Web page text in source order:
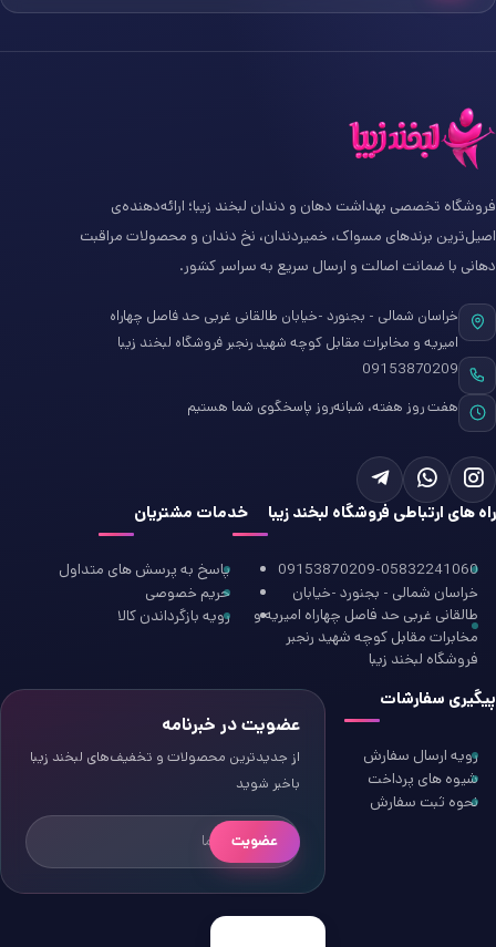
فروشگاه تخصصی بهداشت دهان و دندان لبخند زیبا؛ ارائه‌دهنده‌ی
اصیل‌ترین برندهای مسواک، خمیردندان، نخ دندان و محصولات مراقبت
دهانی با ضمانت اصالت و ارسال سریع به سراسر کشور.
خراسان شمالی - بجنورد -خیابان طالقانی غربی حد فاصل چهاراه
امیریه و مخابرات مقابل کوچه شهید رنجبر فروشگاه لبخند زیبا
09153870209
هفت روز هفته، شبانه‌روز پاسخگوی شما هستیم
راه های ارتباطی فروشگاه لبخند زیبا
09153870209-05832241060
خراسان شمالی - بجنورد -خیابان
طالقانی غربی حد فاصل چهاراه امیریه و
مخابرات مقابل کوچه شهید رنجبر
فروشگاه لبخند زیبا
خدمات مشتریان
پاسخ به پرسش های متداول
حریم خصوصی
رویه بازگرداندن کالا
پیگیری سفارشات
رویه ارسال سفارش
شیوه های پرداخت
نحوه ثبت سفارش
عضویت در خبرنامه
از جدیدترین محصولات و تخفیف‌های لبخند زیبا
باخبر شوید
عضویت